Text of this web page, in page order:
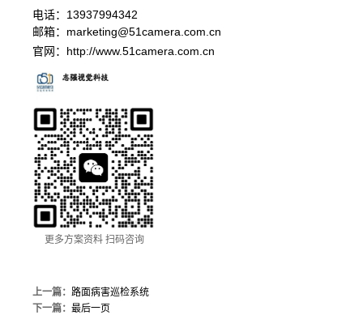
电话：13937994342
邮箱： marketing@51camera.com.cn
官网： http://www.51camera.com.cn
更多方案资料 扫码咨询
上一篇： 路面病害巡检系统
下一篇： 最后一页